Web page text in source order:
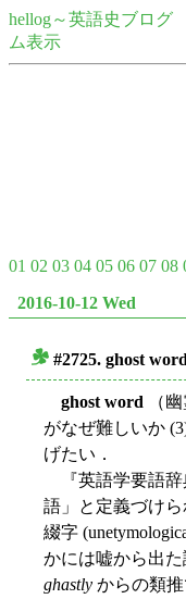
hellog～英語史ブログ
ム表示
01 02 03 04 05 06 07 08
2016-10-12 Wed
#2725. ghost word
ghost word （
がなぜ難しいか
げたい．
『英語学要語辞
語」と定義づけ
綴字
かには嘘から出
ghastly からの類